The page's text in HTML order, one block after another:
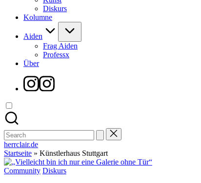
Diskurs
Kolumne
Aiden
Frag Aiden
Professx
Über
Instagram
Search
for:
herrclair.de
Startseite » Künstlerhaus Stuttgart
Posted
Community Diskurs